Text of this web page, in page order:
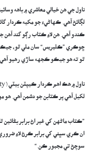
ڪندو آهي. هن لاءِ ڪتاب رڳو گند
ڇوڪري ”ڪليريس“ سان ملي ٿو،
ٿو ته هو جيڪو ڪجهه ساڙي رهيو
لکيل آهي پر ڪتابن جو دشمن آهي. هو
​”ڪتاب ماڻهن کي غير اڻ برابر
ان ڪري سڀني کي برابر ڪرڻ لاءِ
سوچڻ تي مجبور ڪن.“